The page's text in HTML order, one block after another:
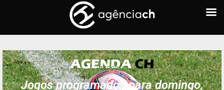
+ ESPORTES
Jogos programados para domingo,